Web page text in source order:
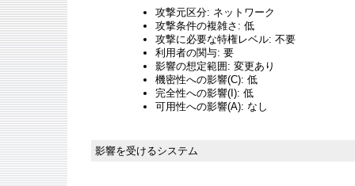
攻撃元区分: ネットワーク
攻撃条件の複雑さ: 低
攻撃に必要な特権レベル: 不要
利用者の関与: 要
影響の想定範囲: 変更あり
機密性への影響(C): 低
完全性への影響(I): 低
可用性への影響(A): なし
影響を受けるシステム